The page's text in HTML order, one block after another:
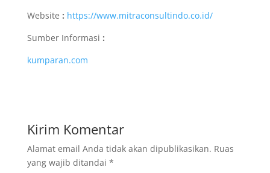
Website : https://www.mitraconsultindo.co.id/
Sumber Informasi :
kumparan.com
Kirim Komentar
Alamat email Anda tidak akan dipublikasikan. Ruas
yang wajib ditandai *